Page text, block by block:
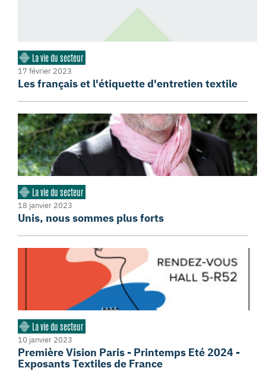
La vie du secteur
17 février 2023
Les français et l'étiquette d'entretien textile
La vie du secteur
18 janvier 2023
Unis, nous sommes plus forts
La vie du secteur
10 janvier 2023
Première Vision Paris - Printemps Eté 2024 -
Exposants Textiles de France